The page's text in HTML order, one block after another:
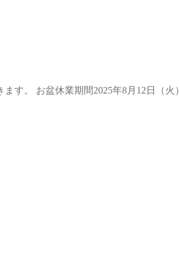
す。 お盆休業期間2025年8月12日（